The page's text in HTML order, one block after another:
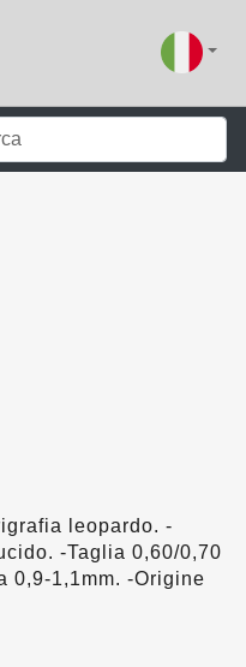
leopardo. -
-Taglia 0,60/0,70
0,9-1,1mm. -Origine